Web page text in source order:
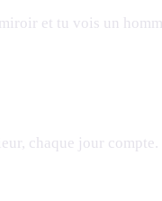
et tu vois un
chaque jour compte.